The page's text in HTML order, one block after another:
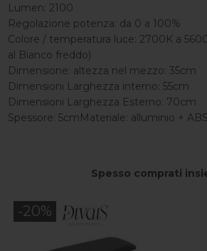
Lumen: 2100
Regolazione potenza: da 0 a 100%
Colore / temperatura luce: 2700K a
al Bianco freddo)
Dimensione: altezza nel mezzo: 35cm
Dimensioni Larghezza interno: 55cm
Dimensioni Larghezza Esterno: 70cm
Spessore: 5cmMateriale: alluminio + ABS
Spesso comprati
-20%